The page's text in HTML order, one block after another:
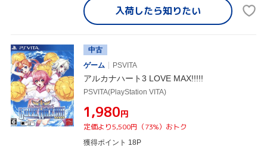
入荷したら知りたい
中古
ゲーム
PSVITA
アルカナハート3 LOVE MAX!!!!!
PSVITA(PlayStation VITA)
¥1,980円
定価より5,500円（73%）おトク
獲得ポイント 18P